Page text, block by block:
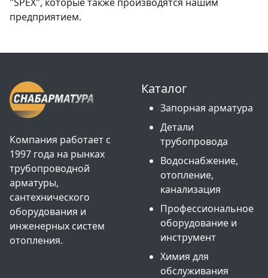
предприятием.
Компания работает с
1997 года на рынках
трубопроводной
арматуры,
сантехнического
оборудования и
инженерных систем
отопления.
Каталог
Запорная арматура
Детали
трубопровода
Водоснабжение,
отопление,
канализация
Профессиональное
оборудование и
инструмент
Химия для
обслуживания